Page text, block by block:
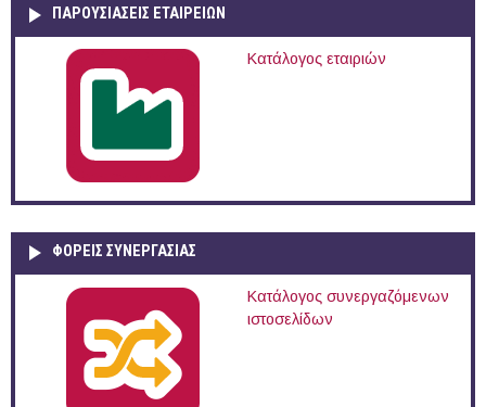
ΠΑΡΟΥΣΙΆΣΕΙΣ ΕΤΑΙΡΕΙΏΝ
Κατάλογος εταιριών
ΦΟΡΕΙΣ ΣΥΝΕΡΓΑΣΙΑΣ
Κατάλογος συνεργαζόμενων
ιστοσελίδων